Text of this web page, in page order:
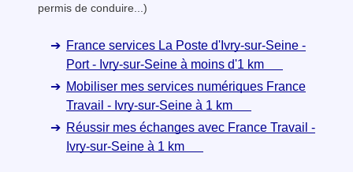
permis de conduire...)
France services La Poste d'Ivry-sur-Seine -
Port - Ivry-sur-Seine à moins d'1 km
Mobiliser mes services numériques France
Travail - Ivry-sur-Seine à 1 km
Réussir mes échanges avec France Travail -
Ivry-sur-Seine à 1 km